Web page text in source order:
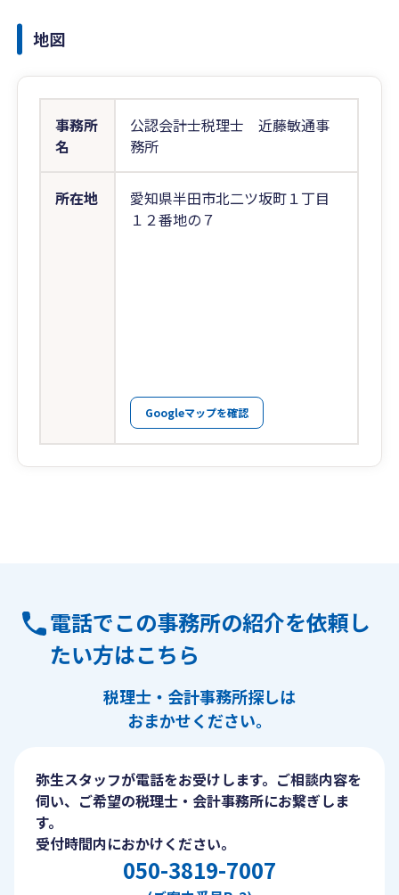
地図
事務所
名
公認会計士税理士 近藤敏通事
務所
所在地
愛知県半田市北二ツ坂町１丁目
１２番地の７
Googleマップを確認
電話でこの事務所の紹介を依頼し
たい方はこちら
税理士・会計事務所探しは
おまかせください。
弥生スタッフが電話をお受けします。ご相談内容を
伺い、ご希望の税理士・会計事務所にお繋ぎしま
す。
受付時間内におかけください。
050-3819-7007